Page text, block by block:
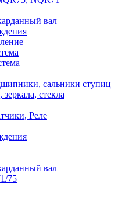
вал
сальники ступиц
стекла
Реле
вал
75